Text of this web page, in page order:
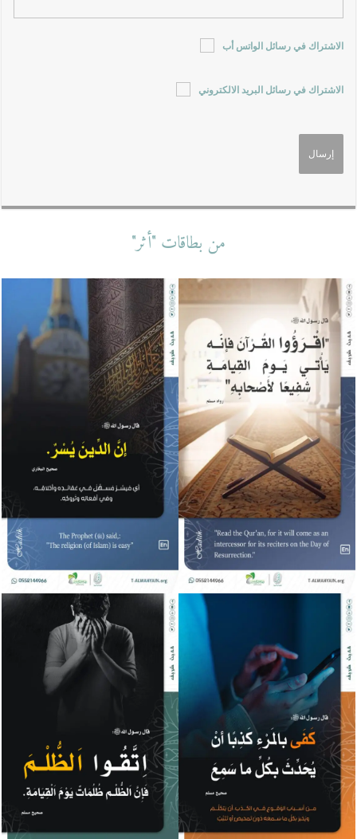
الاشتراك في رسائل الواتس أب
الاشتراك في رسائل البريد الالكتروني
من بطاقات "أثر"